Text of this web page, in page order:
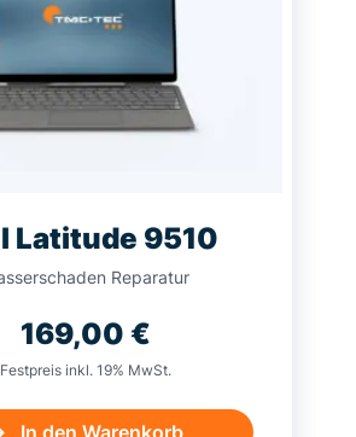
Latitude 9510
Reparatur
169,00 €
Festpreis inkl. 19% MwSt.
In den Warenkorb